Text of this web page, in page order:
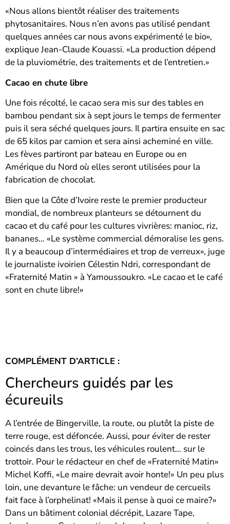
«Nous allons bientôt réaliser des traitements
phytosanitaires. Nous n’en avons pas utilisé pendant
quelques années car nous avons expérimenté le bio»,
explique Jean-Claude Kouassi. «La production dépend
de la pluviométrie, des traitements et de l’entretien.»
Cacao en chute libre
Une fois récolté, le cacao sera mis sur des tables en
bambou pendant six à sept jours le temps de fermenter
puis il sera séché quelques jours. Il partira ensuite en sac
de 65 kilos par camion et sera ainsi acheminé en ville.
Les fèves partiront par bateau en Europe ou en
Amérique du Nord où elles seront utilisées pour la
fabrication de chocolat.
Bien que la Côte d’Ivoire reste le premier producteur
mondial, de nombreux planteurs se détournent du
cacao et du café pour les cultures vivrières: manioc, riz,
bananes… «Le système commercial démoralise les gens.
Il y a beaucoup d’intermédiaires et trop de verreux», juge
le journaliste ivoirien Célestin Ndri, correspondant de
«Fraternité Matin » à Yamoussoukro. «Le cacao et le café
sont en chute libre!»
COMPLÉMENT D’ARTICLE :
Chercheurs guidés par les
écureuils
A l’entrée de Bingerville, la route, ou plutôt la piste de
terre rouge, est défoncée. Aussi, pour éviter de rester
coincés dans les trous, les véhicules roulent… sur le
trottoir. Pour le rédacteur en chef de «Fraternité Matin»
Michel Koffi, «Le maire devrait avoir honte!» Un peu plus
loin, une devanture le fâche: un vendeur de cercueils
fait face à l’orphelinat! «Mais il pense à quoi ce maire?»
Dans un bâtiment colonial décrépit, Lazare Tape,